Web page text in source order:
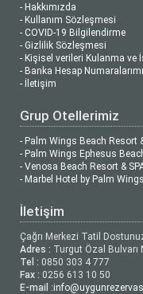
- Hakkımızda
- Kullanım Sözleşmesi
- COVID-19 Bilgilendirme
- Gizlilik Sözleşmesi
- Kişisel verileri Kulanma ve
- Banka Hesap
- İletişim
Grup Otellerimiz
- Palm Wings Beach Resort
- Palm Wings Ephesus
- Venosa Beach Resort &
- Marbel Hotel by Palm Wings
İletişim
Çağrı Merkezi Tatil
Adres : Turgut Özal Bulvarı
Tel : 0850 303 4 777
Fax : 0256 613 10 50
E-mail :